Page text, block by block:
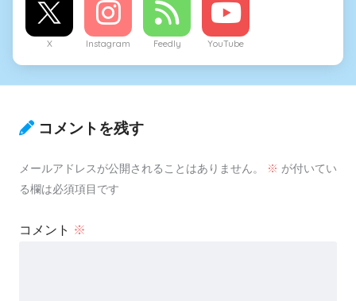
X Instagram Feedly YouTube
コメントを残す
メールアドレスが公開されることはありません。 ※ が付いてい
る欄は必須項目です
コメント ※